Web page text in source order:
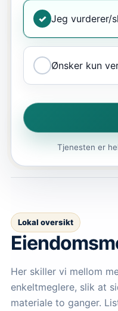
✓ Jeg vurderer/
Ønsker kun
Tjenesten er
Lokal oversikt
Her skiller vi mellom
enkeltmeglere, slik at
materiale to ganger.